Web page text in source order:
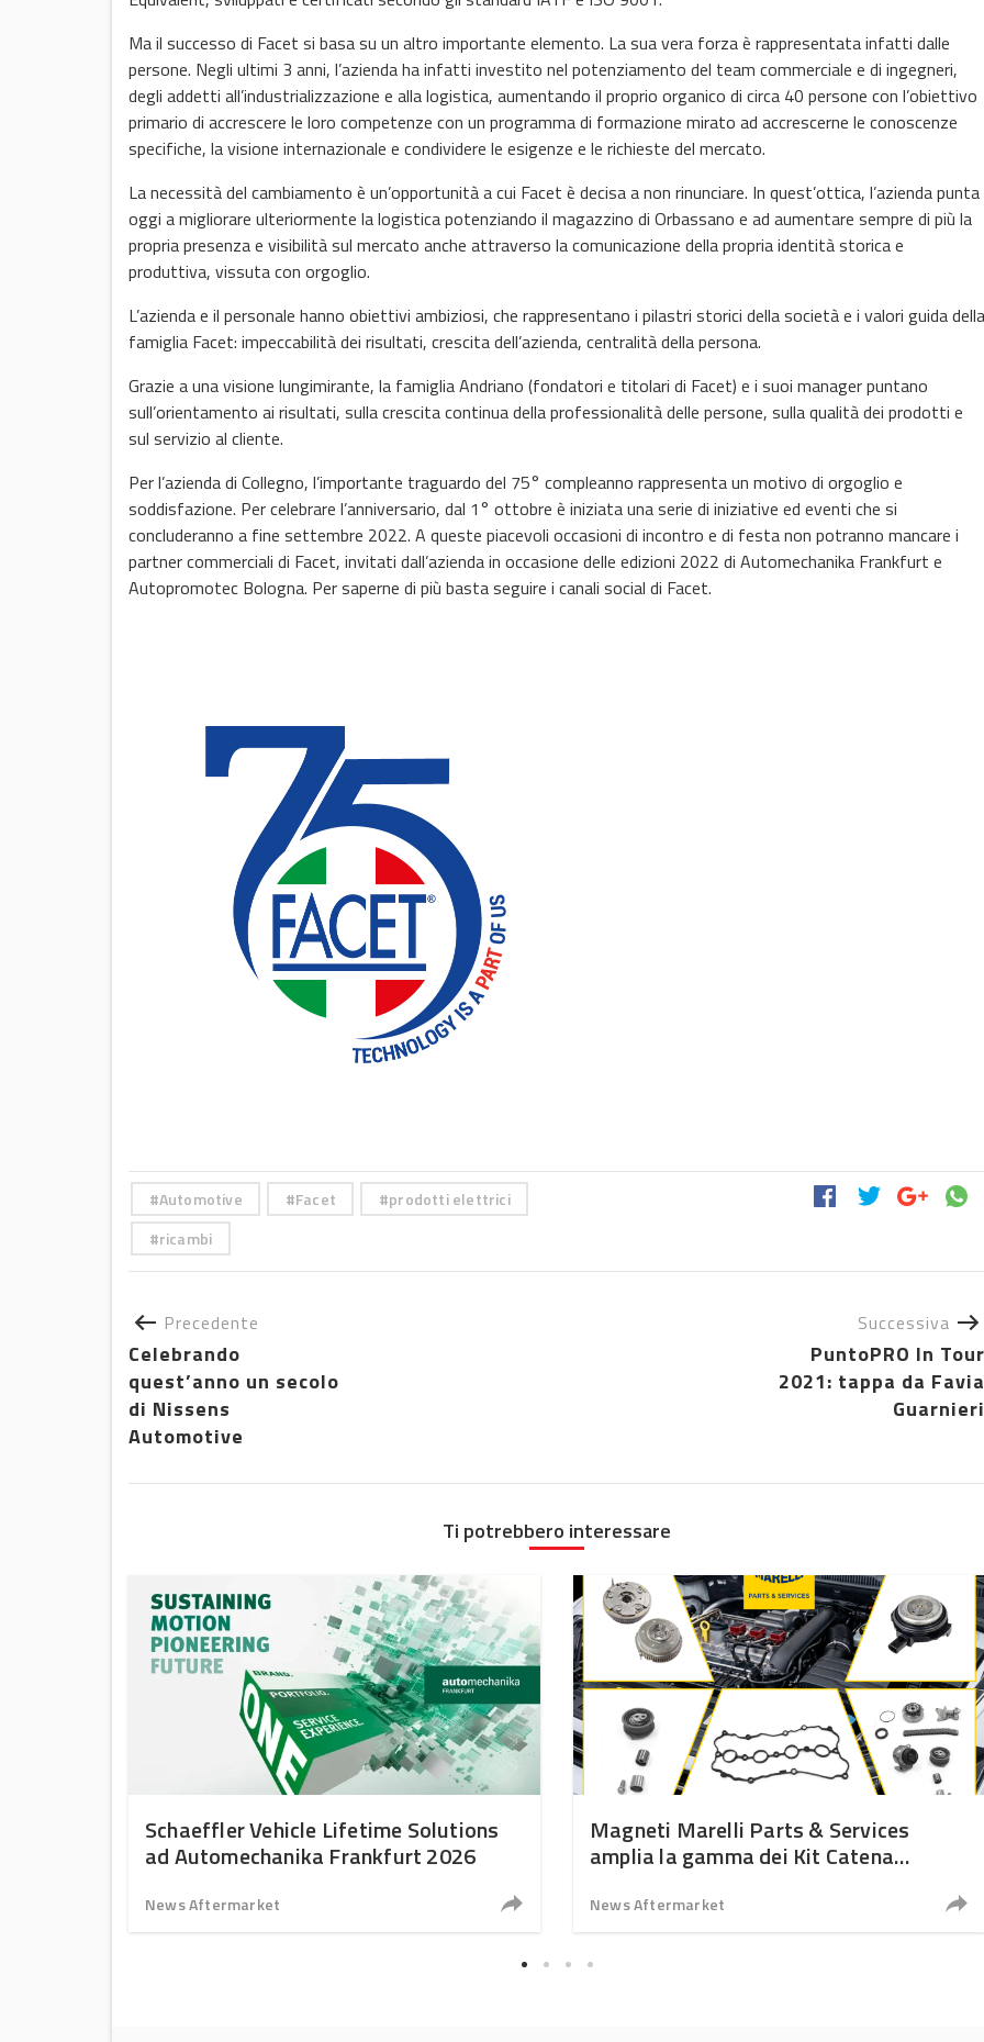
Ma il successo di Facet si basa su un altro importante elemento. La sua vera forza è rappresentata infatti dalle
persone. Negli ultimi 3 anni, l’azienda ha infatti investito nel potenziamento del team commerciale e di ingegneri,
degli addetti all’industrializzazione e alla logistica, aumentando il proprio organico di circa 40 persone con l’obiettivo
primario di accrescere le loro competenze con un programma di formazione mirato ad accrescerne le conoscenze
specifiche, la visione internazionale e condividere le esigenze e le richieste del mercato.
La necessità del cambiamento è un’opportunità a cui Facet è decisa a non rinunciare. In quest’ottica, l’azienda punta
oggi a migliorare ulteriormente la logistica potenziando il magazzino di Orbassano e ad aumentare sempre di più la
propria presenza e visibilità sul mercato anche attraverso la comunicazione della propria identità storica e
produttiva, vissuta con orgoglio.
L’azienda e il personale hanno obiettivi ambiziosi, che rappresentano i pilastri storici della società e i valori guida della
famiglia Facet: impeccabilità dei risultati, crescita dell’azienda, centralità della persona.
Grazie a una visione lungimirante, la famiglia Andriano (fondatori e titolari di Facet) e i suoi manager puntano
sull’orientamento ai risultati, sulla crescita continua della professionalità delle persone, sulla qualità dei prodotti e
sul servizio al cliente.
Per l’azienda di Collegno, l’importante traguardo del 75° compleanno rappresenta un motivo di orgoglio e
soddisfazione. Per celebrare l’anniversario, dal 1° ottobre è iniziata una serie di iniziative ed eventi che si
concluderanno a fine settembre 2022. A queste piacevoli occasioni di incontro e di festa non potranno mancare i
partner commerciali di Facet, invitati dall’azienda in occasione delle edizioni 2022 di Automechanika Frankfurt e
Autopromotec Bologna. Per saperne di più basta seguire i canali social di Facet.
Automotive Facet
prodotti elettrici
ricambi
Precedente
Celebrando
quest’anno un secolo
di Nissens
Automotive
Successiva
PuntoPRO In Tour
2021: tappa da Favia
Guarnieri
Ti potrebbero interessare
Schaeffler Vehicle Lifetime Solutions
ad Automechanika Frankfurt 2026
News Aftermarket
Magneti Marelli Parts & Services
amplia la gamma dei Kit Catena
News Aftermarket